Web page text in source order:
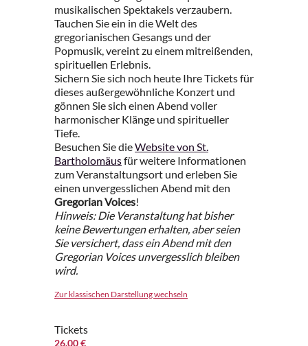
musikalischen Spektakels verzaubern.
Tauchen Sie ein in die Welt des
gregorianischen Gesangs und der
Popmusik, vereint zu einem mitreißenden,
spirituellen Erlebnis.
Sichern Sie sich noch heute Ihre Tickets für
dieses außergewöhnliche Konzert und
gönnen Sie sich einen Abend voller
harmonischer Klänge und spiritueller
Tiefe.
Besuchen Sie dieWebsite von St.
Bartholomäusfür weitere Informationen
zum Veranstaltungsort und erleben Sie
einen unvergesslichen Abend mit den
Gregorian Voices!
Hinweis: Die Veranstaltung hat bisher
keine Bewertungen erhalten, aber seien
Sie versichert, dass ein Abend mit den
Gregorian Voicesunvergesslich bleiben
wird.
Zur klassischen Darstellung wechseln
Tickets
26.00 €